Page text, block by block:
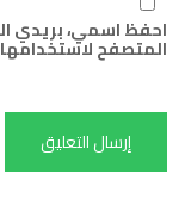
احفظ اسمي، بريدي
المتصفح